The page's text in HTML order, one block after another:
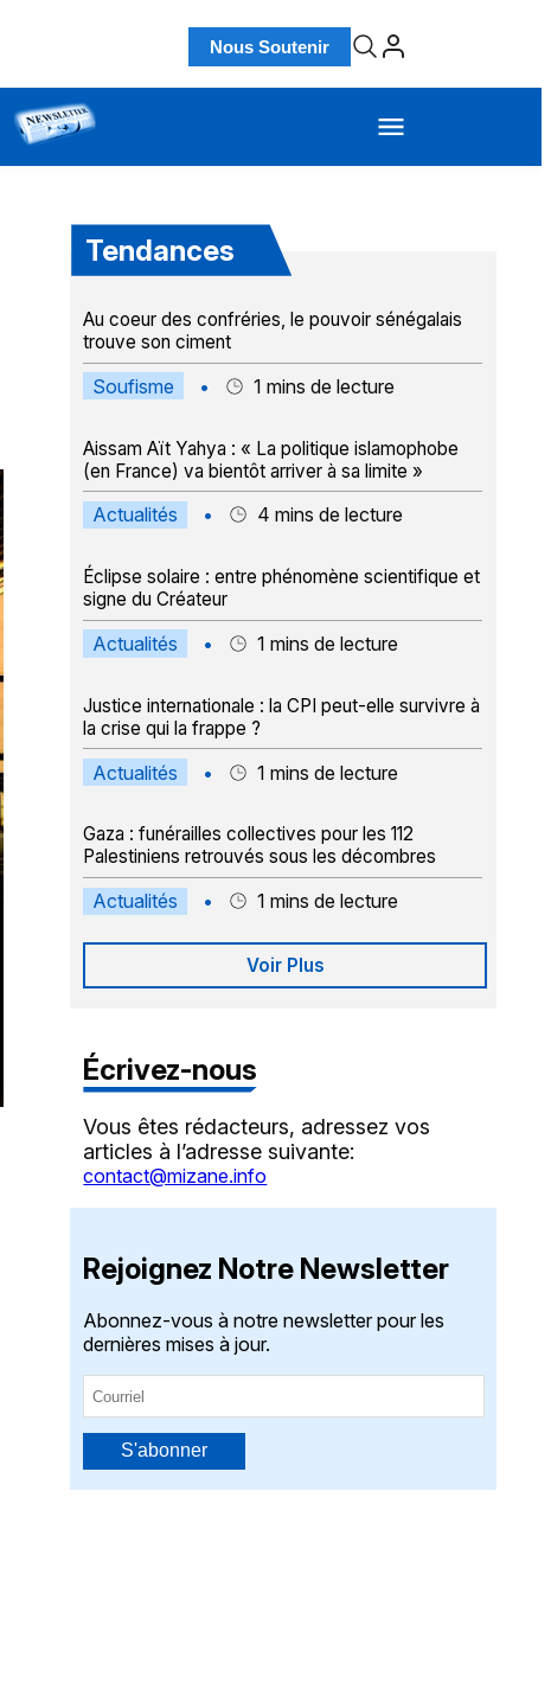
Nous Soutenir
Tendances
Au coeur des confréries, le pouvoir sénégalais
trouve son ciment
Soufisme • 1 mins de lecture
Aissam Aït Yahya : « La politique islamophobe
(en France) va bientôt arriver à sa limite »
Actualités • 4 mins de lecture
Éclipse solaire : entre phénomène scientifique et
signe du Créateur
Actualités • 1 mins de lecture
Justice internationale : la CPI peut-elle survivre à
la crise qui la frappe ?
Actualités • 1 mins de lecture
Gaza : funérailles collectives pour les 112
Palestiniens retrouvés sous les décombres
Actualités • 1 mins de lecture
Voir Plus
Écrivez-nous
Vous êtes rédacteurs, adressez vos
articles à l’adresse suivante:
contact@mizane.info
Rejoignez Notre Newsletter
Abonnez-vous à notre newsletter pour les
dernières mises à jour.
S'abonner